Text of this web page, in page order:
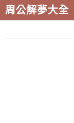
周公解夢大全